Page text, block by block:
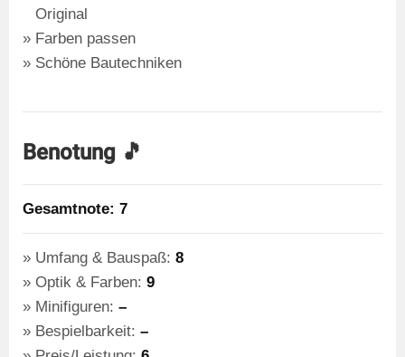
Original
Farben passen
Schöne Bautechniken
Benotung 🎵
Gesamtnote: 7
Umfang & Bauspaß: 8
Optik & Farben: 9
Minifiguren: –
Bespielbarkeit: –